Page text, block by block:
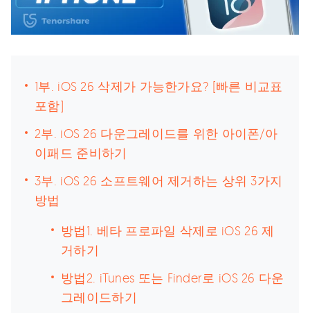
1부. iOS 26 삭제가 가능한가요? [빠른 비교표
포함]
2부. iOS 26 다운그레이드를 위한 아이폰/아
이패드 준비하기
3부. iOS 26 소프트웨어 제거하는 상위 3가지
방법
방법1. 베타 프로파일 삭제로 iOS 26 제
거하기
방법2. iTunes 또는 Finder로 iOS 26 다운
그레이드하기